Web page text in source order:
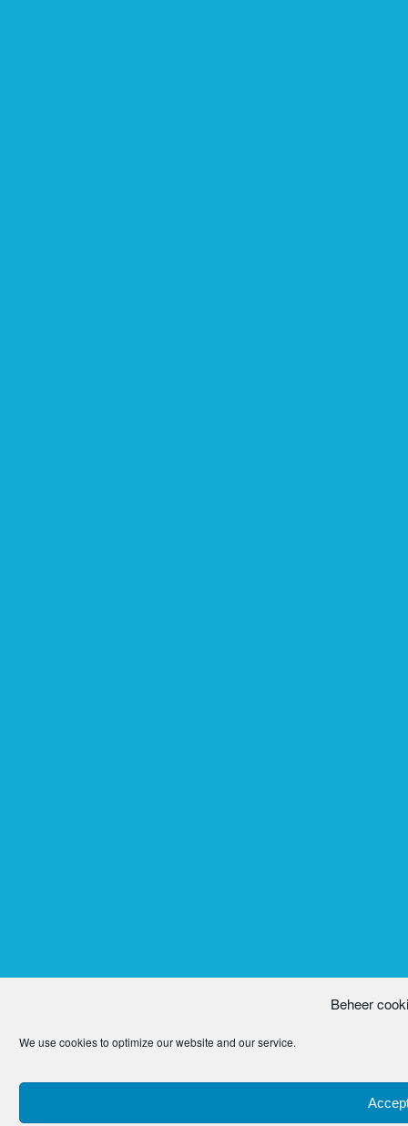
Beheer
We use cookies to optimize our website and our service.